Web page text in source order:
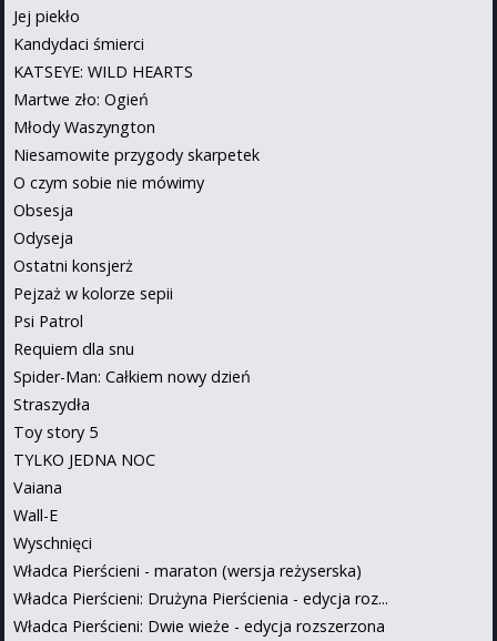
Jej piekło
Kandydaci śmierci
KATSEYE: WILD HEARTS
Martwe zło: Ogień
Młody Waszyngton
Niesamowite przygody skarpetek
O czym sobie nie mówimy
Obsesja
Odyseja
Ostatni konsjerż
Pejzaż w kolorze sepii
Psi Patrol
Requiem dla snu
Spider-Man: Całkiem nowy dzień
Straszydła
Toy story 5
TYLKO JEDNA NOC
Vaiana
Wall-E
Wyschnięci
Władca Pierścieni - maraton (wersja reżyserska)
Władca Pierścieni: Drużyna Pierścienia - edycja roz...
Władca Pierścieni: Dwie wieże - edycja rozszerzona